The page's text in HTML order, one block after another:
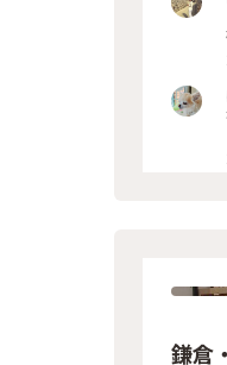
鎌倉